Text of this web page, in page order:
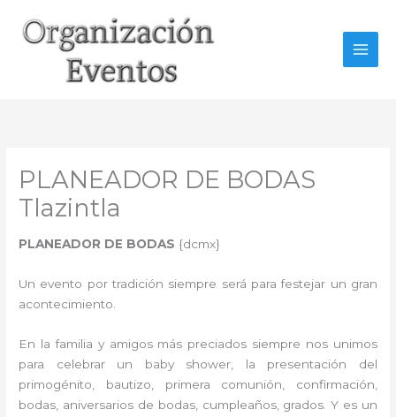
contenido
PLANEADOR DE BODAS
Tlazintla
PLANEADOR DE BODAS {dcmx}
Un evento por tradición siempre será para festejar un gran
acontecimiento.
En la familia y amigos más preciados siempre nos unimos
para celebrar un baby shower, la presentación del
primogénito, bautizo, primera comunión, confirmación,
bodas, aniversarios de bodas, cumpleaños, grados. Y es un